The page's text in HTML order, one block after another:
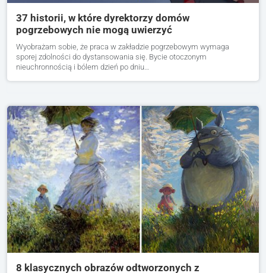
37 historii, w które dyrektorzy domów
pogrzebowych nie mogą uwierzyć
Wyobrażam sobie, że praca w zakładzie pogrzebowym wymaga
sporej zdolności do dystansowania się. Bycie otoczonym
nieuchronnością i bólem dzień po dniu…
8 klasycznych obrazów odtworzonych z